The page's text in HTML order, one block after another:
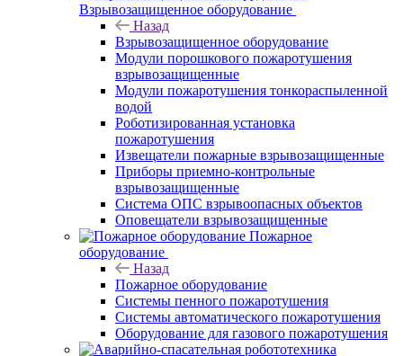
Взрывозащищенное оборудование
Назад
Взрывозащищенное оборудование
Модули порошкового пожаротушения
взрывозащищенные
Модули пожаротушения тонкораспыленной
водой
Роботизированная установка
пожаротушения
Извещатели пожарные взрывозащищенные
Приборы приемно-контрольные
взрывозащищенные
Система ОПС взрывоопасных объектов
Оповещатели взрывозащищенные
Пожарное
оборудование
Назад
Пожарное оборудование
Системы пенного пожаротушения
Системы автоматического пожаротушения
Оборудование для газового пожаротушения